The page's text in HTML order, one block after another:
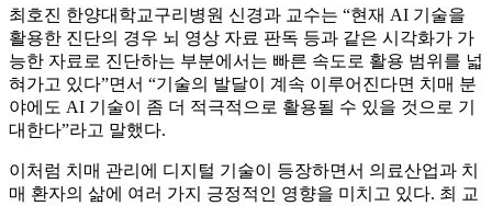
최호진 한양대학교구리병원 신경과 교수는 “현재 AI 기술을
활용한 진단의 경우 뇌 영상 자료 판독 등과 같은 시각화가 가
능한 자료로 진단하는 부분에서는 빠른 속도로 활용 범위를 넓
혀가고 있다”면서 “기술의 발달이 계속 이루어진다면 치매 분
야에도 AI 기술이 좀 더 적극적으로 활용될 수 있을 것으로 기
대한다”라고 말했다.
이처럼 치매 관리에 디지털 기술이 등장하면서 의료산업과 치
매 환자의 삶에 여러 가지 긍정적인 영향을 미치고 있다. 최 교